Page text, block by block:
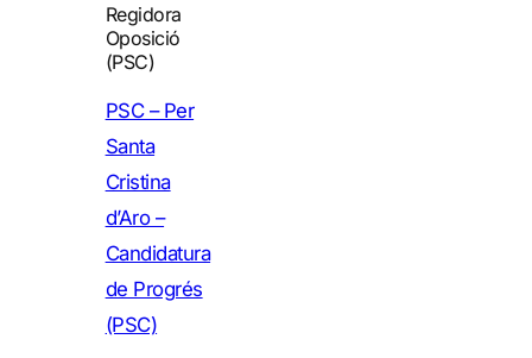
Regidora
Oposició
(PSC)
PSC – Per
Santa
Cristina
d’Aro –
Candidatura
de Progrés
(PSC)